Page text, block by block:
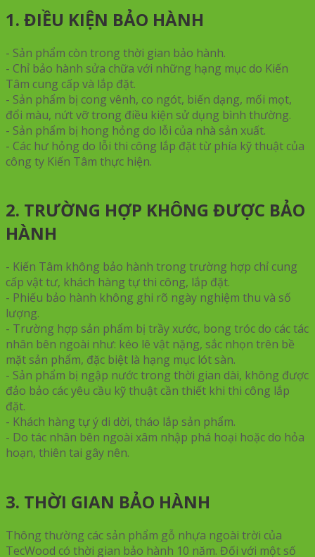
1. ĐIỀU KIỆN BẢO HÀNH
- Sản phẩm còn trong thời gian bảo hành.
- Chỉ bảo hành sửa chữa với những hạng mục do Kiến
Tâm cung cấp và lắp đặt.
- Sản phẩm bị cong vênh, co ngót, biến dạng, mối mọt,
đổi màu, nứt vỡ trong điều kiện sử dụng bình thường.
- Sản phẩm bị hong hỏng do lỗi của nhà sản xuất.
- Các hư hỏng do lỗi thi công lắp đặt từ phía kỹ thuật của
công ty Kiến Tâm thực hiện.
2. TRƯỜNG HỢP KHÔNG ĐƯỢC BẢO
HÀNH
- Kiến Tâm không bảo hành trong trường hợp chỉ cung
cấp vật tư, khách hàng tự thi công, lắp đặt.
- Phiếu bảo hành không ghi rõ ngày nghiệm thu và số
lượng.
- Trường hợp sản phẩm bị trầy xước, bong tróc do các tác
nhân bên ngoài như: kéo lê vật nặng, sắc nhọn trên bề
mặt sản phẩm, đặc biệt là hạng mục lót sàn.
- Sản phẩm bị ngập nước trong thời gian dài, không được
đảo bảo các yêu cầu kỹ thuật cần thiết khi thi công lắp
đặt.
- Khách hàng tự ý di dời, tháo lắp sản phẩm.
- Do tác nhân bên ngoài xâm nhập phá hoại hoặc do hỏa
hoạn, thiên tai gây nên.
3. THỜI GIAN BẢO HÀNH
Thông thường các sản phẩm gỗ nhựa ngoài trời của
TecWood có thời gian bảo hành 10 năm. Đối với một số